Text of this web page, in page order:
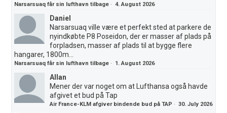
Narsarsuaq får sin lufthavn tilbage ·4. August 2026
Daniel
Narsarsuaq ville være et perfekt sted at parkere de
nyindkøbte P8 Poseidon, der er masser af plads på
forpladsen, masser af plads til at bygge flere
hangarer, 1800m...
Narsarsuaq får sin lufthavn tilbage · 1. August 2026
Allan
Mener der var noget om at Lufthansa også havde
afgivet et bud på Tap
Air France-KLM afgiver bindende bud på TAP ·30. July 2026